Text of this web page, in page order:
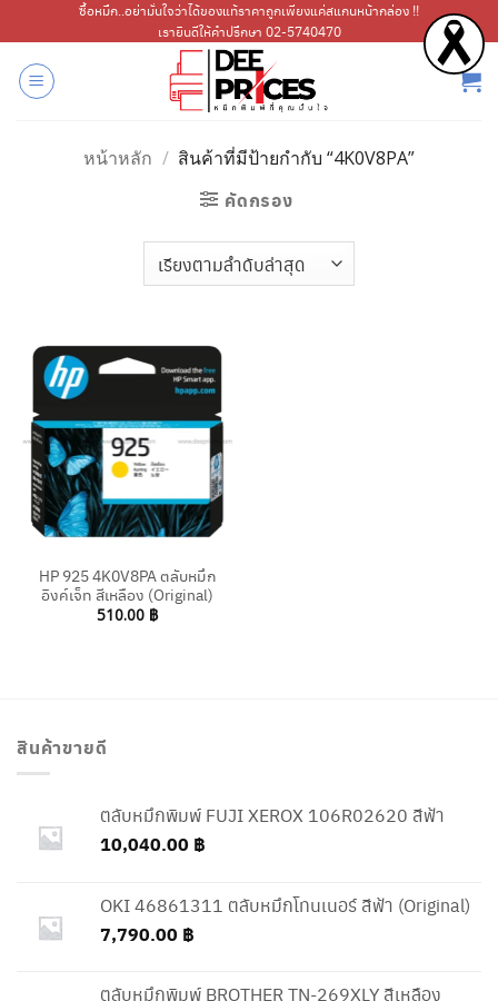
ไป
เนื้อหา
ซื้อหมึก..อย่ามั่นใจว่าได้ของแท้ราคาถูกเพียงแค่สแกนหน้ากล่อง !!
เรายินดีให้คำปรึกษา 02-5740470
หน้าหลัก / สินค้าที่มีป้ายกำกับ “4K0V8PA”
คัดกรอง
HP 925 4K0V8PA ตลับหมึก
อิงค์เจ็ท สีเหลือง (Original)
510.00 ฿
สินค้าขายดี
ตลับหมึกพิมพ์ FUJI XEROX 106R02620 สีฟ้า
10,040.00 ฿
OKI 46861311 ตลับหมึกโทนเนอร์ สีฟ้า (Original)
7,790.00 ฿
ตลับหมึกพิมพ์ BROTHER TN-269XLY สีเหลือง